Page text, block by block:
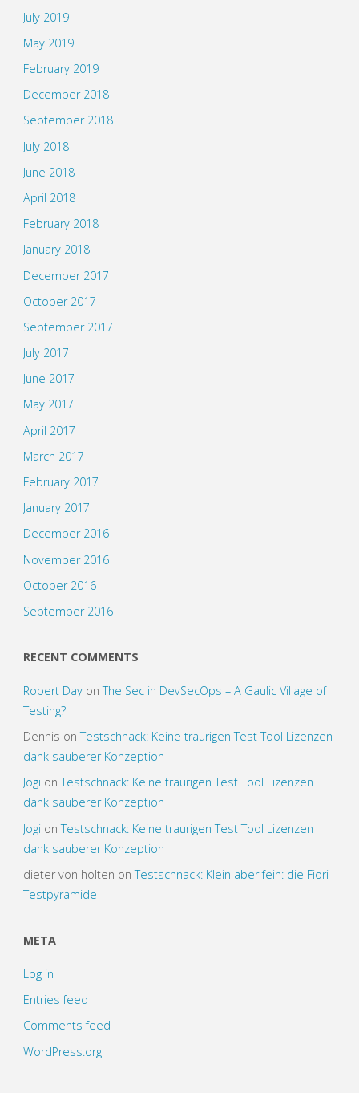
July 2019
May 2019
February 2019
December 2018
September 2018
July 2018
June 2018
April 2018
February 2018
January 2018
December 2017
October 2017
September 2017
July 2017
June 2017
May 2017
April 2017
March 2017
February 2017
January 2017
December 2016
November 2016
October 2016
September 2016
RECENT COMMENTS
Robert DayonThe Sec in DevSecOps – A Gaulic Village of
Testing?
Dennis onTestschnack: Keine traurigen Test Tool Lizenzen
dank sauberer Konzeption
Jogi onTestschnack: Keine traurigen Test Tool Lizenzen
dank sauberer Konzeption
Jogi onTestschnack: Keine traurigen Test Tool Lizenzen
dank sauberer Konzeption
dieter von holten onTestschnack: Klein aber fein: die Fiori
Testpyramide
META
Log in
Entries feed
Comments feed
WordPress.org